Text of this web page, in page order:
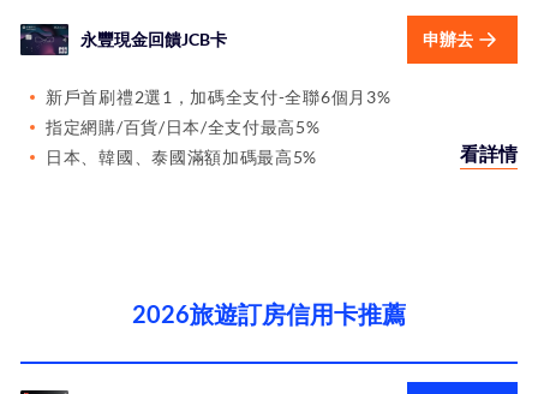
永豐現金回饋JCB卡 申辦去
新戶首刷禮2選1，加碼全支付-全聯6個月3%
指定網購/百貨/日本/全支付最高5%
日本、韓國、泰國滿額加碼最高5%
看詳情
2026旅遊訂房信用卡推薦